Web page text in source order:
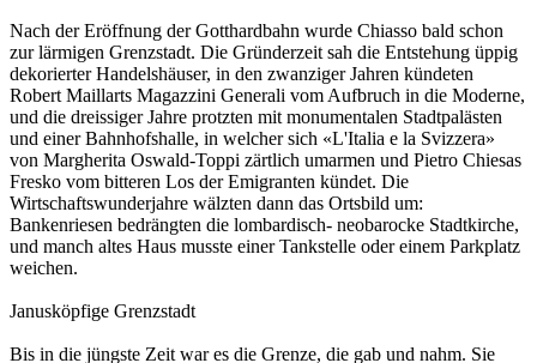
Nach der Eröffnung der Gotthardbahn wurde Chiasso bald schon
zur lärmigen Grenzstadt. Die Gründerzeit sah die Entstehung üppig
dekorierter Handelshäuser, in den zwanziger Jahren kündeten
Robert Maillarts Magazzini Generali vom Aufbruch in die Moderne,
und die dreissiger Jahre protzten mit monumentalen Stadtpalästen
und einer Bahnhofshalle, in welcher sich «L'Italia e la Svizzera»
von Margherita Oswald-Toppi zärtlich umarmen und Pietro Chiesas
Fresko vom bitteren Los der Emigranten kündet. Die
Wirtschaftswunderjahre wälzten dann das Ortsbild um:
Bankenriesen bedrängten die lombardisch- neobarocke Stadtkirche,
und manch altes Haus musste einer Tankstelle oder einem Parkplatz
weichen.
Janusköpfige Grenzstadt
Bis in die jüngste Zeit war es die Grenze, die gab und nahm. Sie